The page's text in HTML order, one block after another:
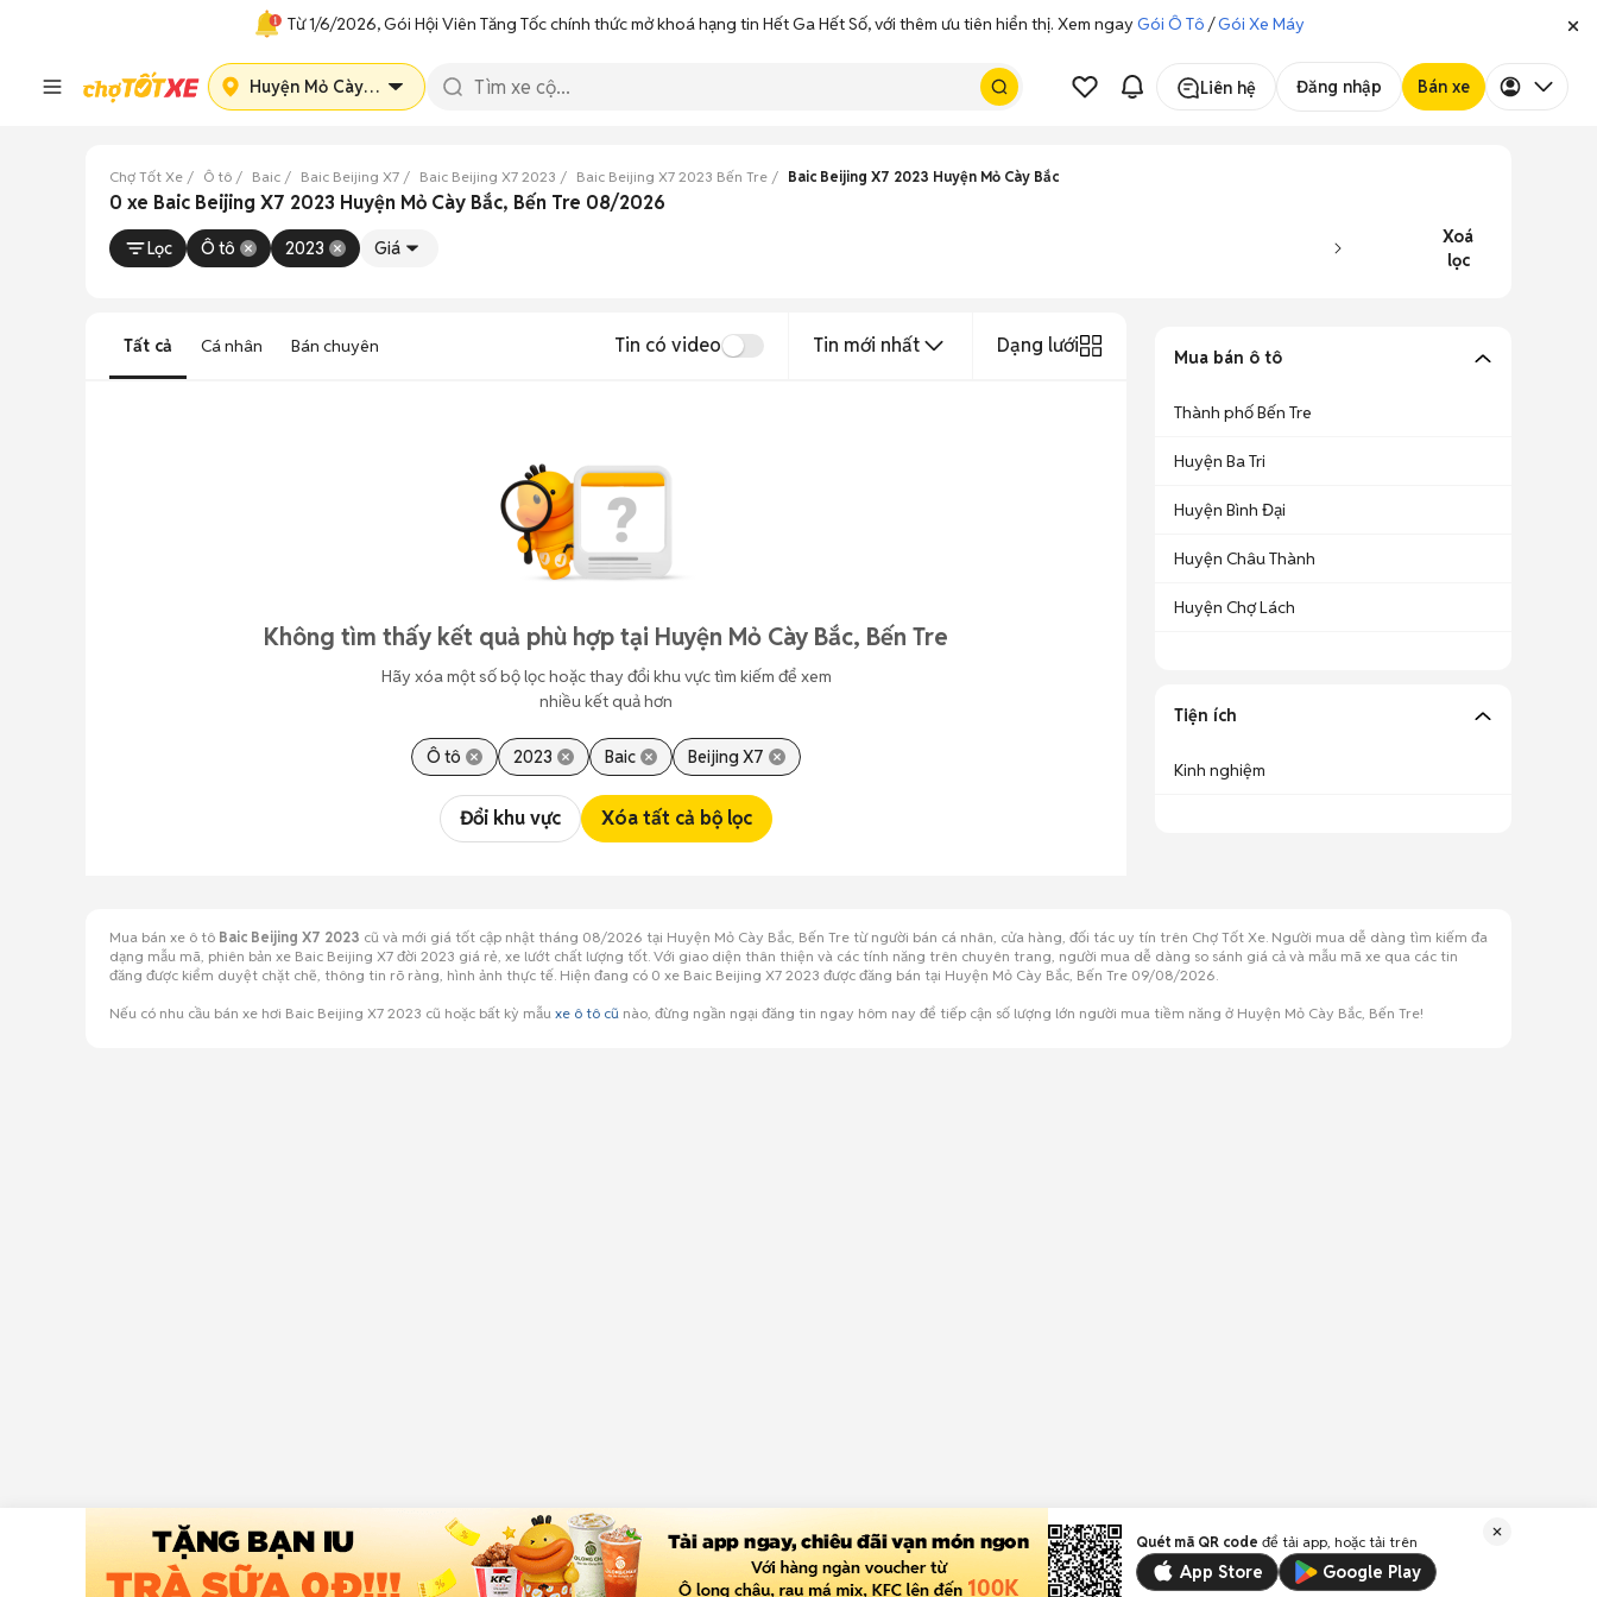
Từ 1/6/2026, Gói Hội Viên Tăng Tốc chính thức mở khoá hạng tin Hết Ga Hết Số, với thêm ưu tiên hiển thị. Xem ngayGói Ô Tô /Gói Xe Máy
Huyện Mỏ Cày Bắc Liên hệ Đăng nhập Bán xe
Chợ Tốt Xe Ô tô Baic Baic Beijing X7 Baic Beijing X7 2023 Baic Beijing X7 2023 Bến Tre Baic Beijing X7 2023 Huyện Mỏ Cày Bắc
0 xe Baic Beijing X7 2023 Huyện Mỏ Cày Bắc, Bến Tre 08/2026
Lọc Ô tô 2023 Giá
Xoá
lọc
Tất cả Cá nhân Bán chuyên Tin có video Tin mới nhất Dạng lưới
Không tìm thấy kết quả phù hợp tại Huyện Mỏ Cày Bắc, Bến Tre
Hãy xóa một số bộ lọc hoặc thay đổi khu vực tìm kiếm để xem
nhiều kết quả hơn
Ô tô 2023 Baic Beijing X7
Đổi khu vực Xóa tất cả bộ lọc
Mua bán ô tô
Thành phố Bến Tre
Huyện Ba Tri
Huyện Bình Đại
Huyện Châu Thành
Huyện Chợ Lách
Tiện ích
Kinh nghiệm
Mua bán xe ô tô Baic Beijing X7 2023 cũ và mới giá tốt cập nhật tháng 08/2026 tại Huyện Mỏ Cày Bắc, Bến Tre từ người bán cá nhân, cửa hàng, đối tác uy tín trên Chợ Tốt Xe. Người mua dễ dàng tìm kiếm đa
dạng mẫu mã, phiên bản xe Baic Beijing X7 đời 2023 giá rẻ, xe lướt chất lượng tốt. Với giao diện thân thiện và các tính năng trên chuyên trang, người mua dễ dàng so sánh giá cả và mẫu mã xe qua các tin
đăng được kiểm duyệt chặt chẽ, thông tin rõ ràng, hình ảnh thực tế. Hiện đang có 0 xe Baic Beijing X7 2023 được đăng bán tại Huyện Mỏ Cày Bắc, Bến Tre 09/08/2026.
Nếu có nhu cầu bán xe hơi Baic Beijing X7 2023 cũ hoặc bất kỳ mẫu xe ô tô cũ nào, đừng ngần ngại đăng tin ngay hôm nay để tiếp cận số lượng lớn người mua tiềm năng ở Huyện Mỏ Cày Bắc, Bến Tre!
Quét mã QR code để tải app, hoặc tải trên
App Store Google Play